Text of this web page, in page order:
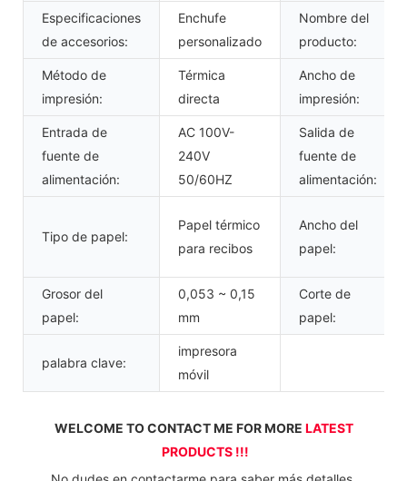
Especificaciones
de accesorios:
Enchufe
personalizado
Nombre del
producto:
Método de
impresión:
Térmica
directa
Ancho de
impresión:
Entrada de
fuente de
alimentación:
AC 100V-
240V
50/60HZ
Salida de
fuente de
alimentación:
Tipo de papel:
Papel térmico
para recibos
Ancho del
papel:
Grosor del
papel:
0,053 ~ 0,15
mm
Corte de
papel:
palabra clave:
impresora
móvil
WELCOME TO CONTACT ME FOR MORE LATEST
PRODUCTS !!!